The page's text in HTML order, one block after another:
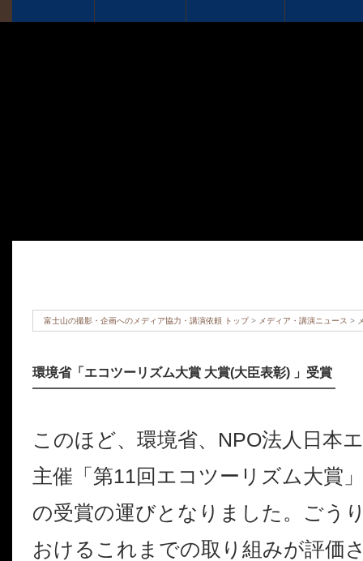
富士山の撮影・企画へのメディア協力・講演依頼 トップ> メディア・講演ニュース >
環境省「エコツーリズム大賞 大賞(大臣表彰) 」受賞
このほど、環境省、NPO法人日本
主催「第11回エコツーリズム大賞
の受賞の運びとなりました。ごう
おけるこれまでの取り組みが評価